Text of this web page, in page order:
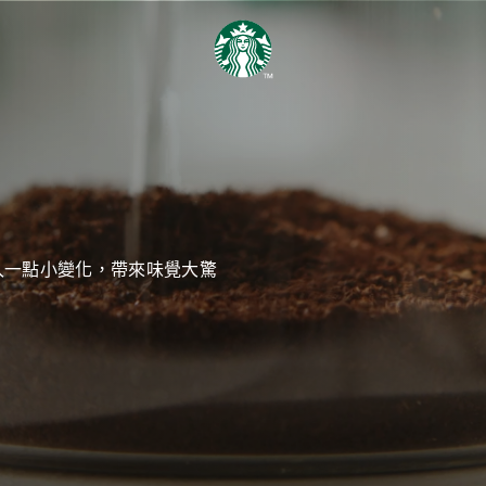
點小變化，帶來味覺大驚